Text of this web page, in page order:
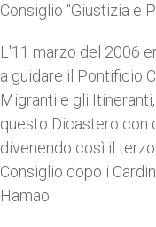
Consiglio “Giustizia e
L'11 marzo del 2006
a guidare il Pontificio
Migranti e gli
questo Dicastero con
divenendo così il
Consiglio dopo i
Hamao.